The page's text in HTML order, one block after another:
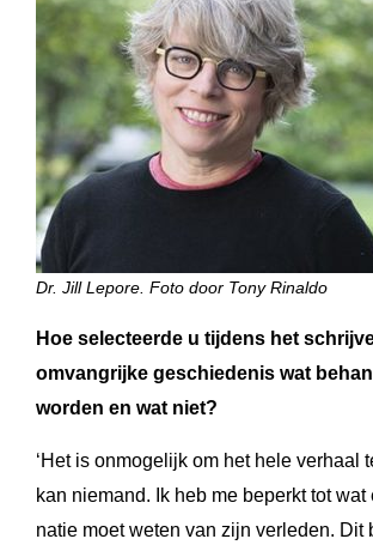
Dr. Jill Lepore. Foto door Tony Rinaldo
Hoe selecteerde u tijdens het
omvangrijke geschiedenis wat
worden en wat niet?
‘Het is onmogelijk om het hele verhaal
kan niemand. Ik heb me beperkt tot
natie moet weten van zijn verleden. Dit